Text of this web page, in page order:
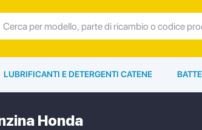
LUBRIFICANTI E DETERGENTI CATENE
Honda